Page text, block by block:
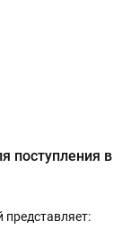
поступления в